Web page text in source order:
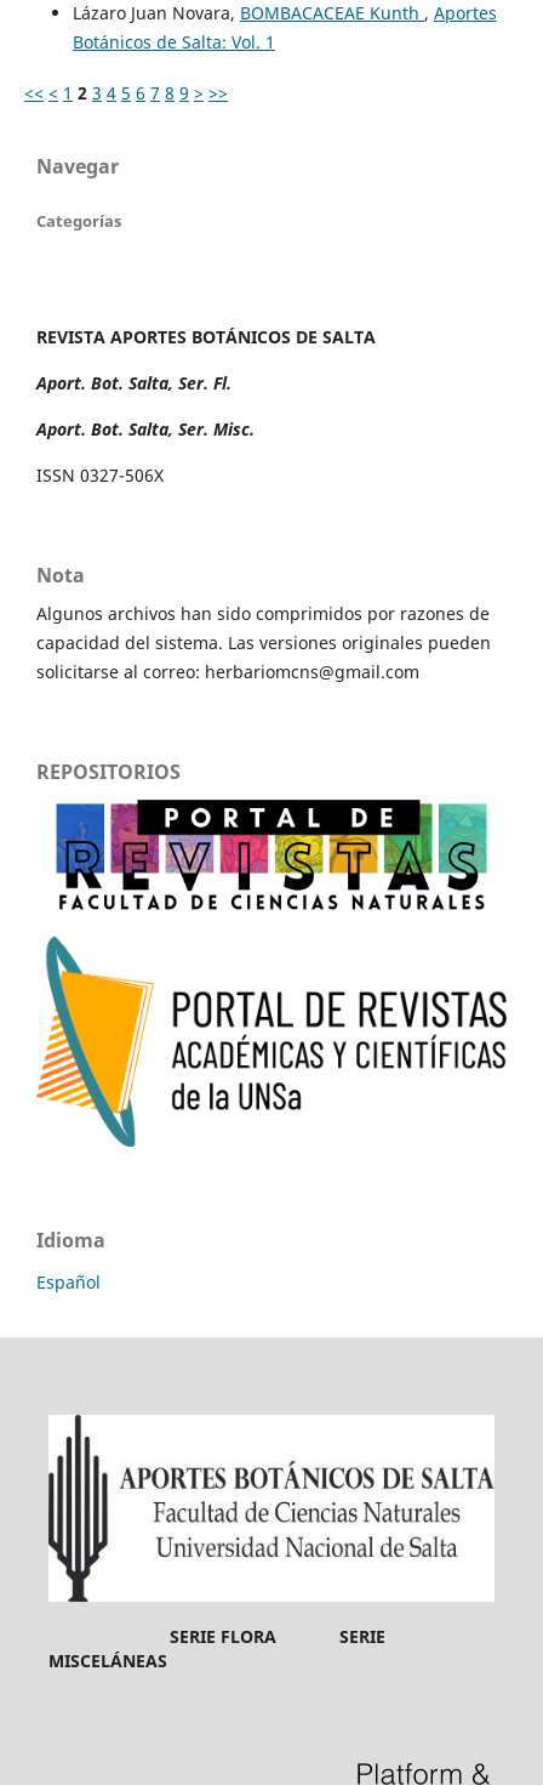
Lázaro Juan Novara, BOMBACACEAE Kunth , Aportes
Botánicos de Salta: Vol. 1
<< < 1 2 3 4 5 6 7 8 9 > >>
Navegar
Categorías
REVISTA APORTES BOTÁNICOS DE SALTA
Aport. Bot. Salta, Ser. Fl.
Aport. Bot. Salta, Ser. Misc.
ISSN 0327-506X
Nota
Algunos archivos han sido comprimidos por razones de
capacidad del sistema. Las versiones originales pueden
solicitarse al correo: herbariomcns@gmail.com
REPOSITORIOS
Idioma
Español
SERIE FLORA SERIE
MISCELÁNEAS